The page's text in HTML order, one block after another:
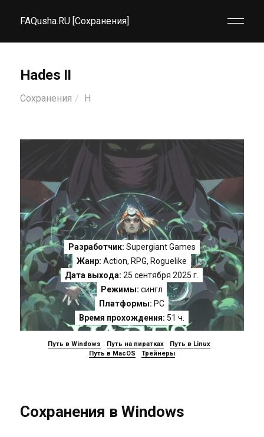
FAQusha.RU [Сохранения]
Hades II
Сохранения H
Разработчик: Supergiant Games
Жанр: Action, RPG, Roguelike
Дата выхода: 25 сентября 2025 г.
Режимы: сингл
Платформы: PC
Время прохождения: 51 ч.
Путь в Windows Путь на пиратках
Путь в Linux
Путь в MacOS
Трейнеры
Сохранения в Windows